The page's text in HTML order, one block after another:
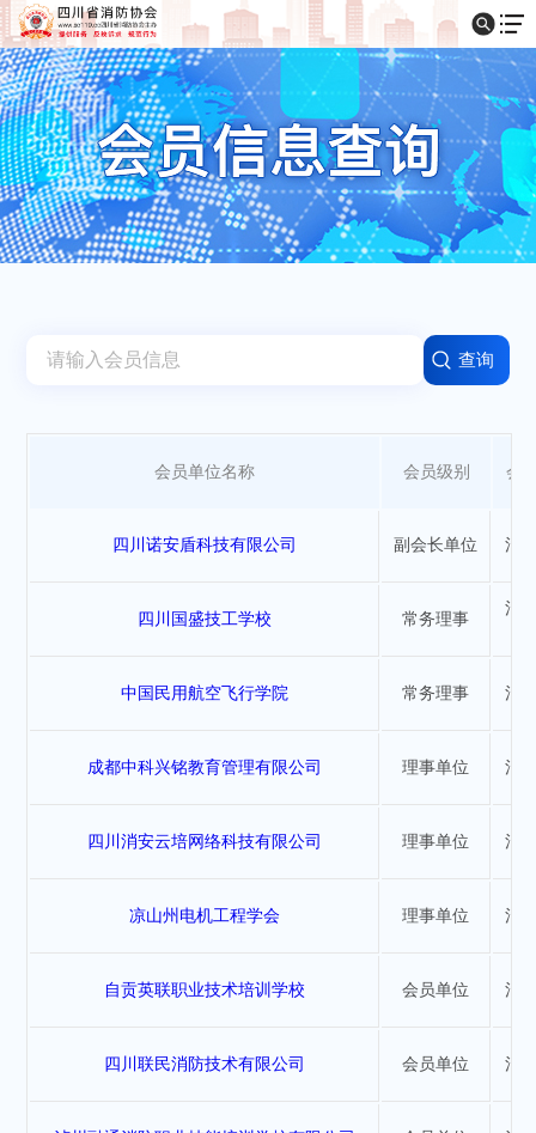
会员单位名称 会员级别 会
四川诺安盾科技有限公司 副会长单位 消
四川国盛技工学校 常务理事
消
中国民用航空飞行学院 常务理事 消
成都中科兴铭教育管理有限公司 理事单位 消
四川消安云培网络科技有限公司 理事单位 消
凉山州电机工程学会 理事单位 消
自贡英联职业技术培训学校 会员单位 消
四川联民消防技术有限公司 会员单位 消